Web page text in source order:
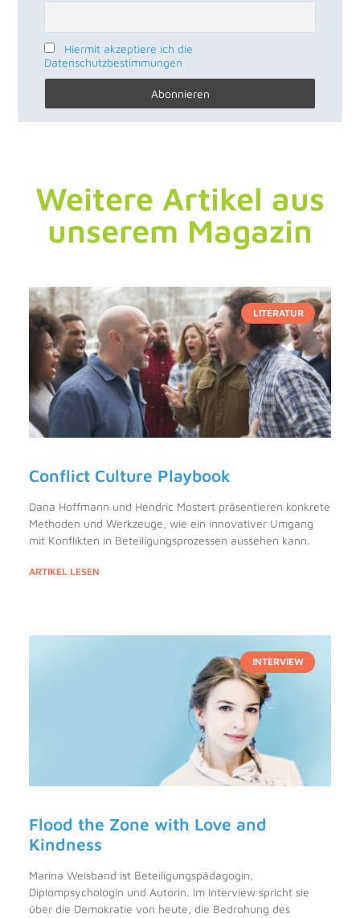
Hiermit akzeptiere ich die
Datenschutzbestimmungen
Weitere Artikel aus
unserem Magazin
LITERATUR
Conflict Culture Playbook
Dana Hoffmann und Hendric Mostert präsentieren konkrete
Methoden und Werkzeuge, wie ein innovativer Umgang
mit Konflikten in Beteiligungsprozessen aussehen kann.
ARTIKEL LESEN
INTERVIEW
Flood the Zone with Love and
Kindness
Marina Weisband ist Beteiligungspädagogin,
Diplompsychologin und Autorin. Im Interview spricht sie
über die Demokratie von heute, die Bedrohung des